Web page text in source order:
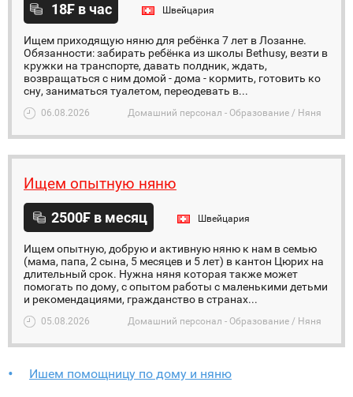
18₣ в час Швейцария
Ищем приходящую няню для ребёнка 7 лет в Лозанне.
Обязанности: забирать ребёнка из школы Bethusy, везти в
кружки на транспорте, давать полдник, ждать,
возвращаться с ним домой - дома - кормить, готовить ко
сну, заниматься туалетом, переодевать в...
06.08.2026 Домашний персонал - Образование / Няня
Ищем опытную няню
2500₣ в месяц Швейцария
Ищем опытную, добрую и активную няню к нам в семью
(мама, папа, 2 сына, 5 месяцев и 5 лет) в кантон Цюрих на
длительный срок. Нужна няня которая также может
помогать по дому, с опытом работы c маленькими детьми
и рекомендациями, гражданство в странах...
05.08.2026 Домашний персонал - Образование / Няня
Ишем помощницу по дому и няню